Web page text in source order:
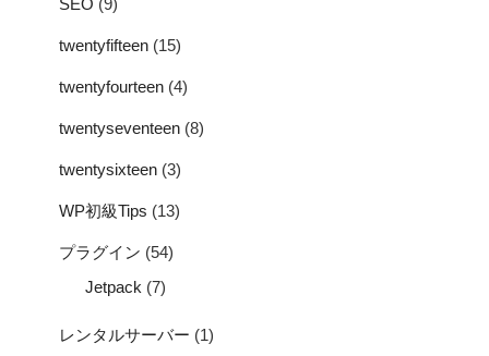
SEO (9)
twentyfifteen (15)
twentyfourteen (4)
twentyseventeen (8)
twentysixteen (3)
WP初級Tips (13)
プラグイン (54)
Jetpack (7)
レンタルサーバー (1)